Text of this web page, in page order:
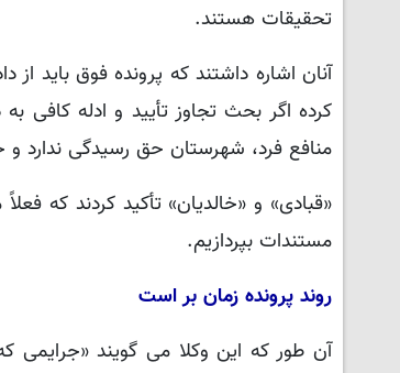
تحقیقات هستند.
آنان اشاره داشتند که پرونده فوق باید
کرده اگر بحث تجاوز تأیید و ادله کافی
منافع فرد، شهرستان حق رسیدگی ندارد و
«قبادی» و «خالدیان» تأکید کردند که
مستندات بپردازیم.
روند پرونده زمان بر است
آن طور که این وکلا می گویند «جرایمی